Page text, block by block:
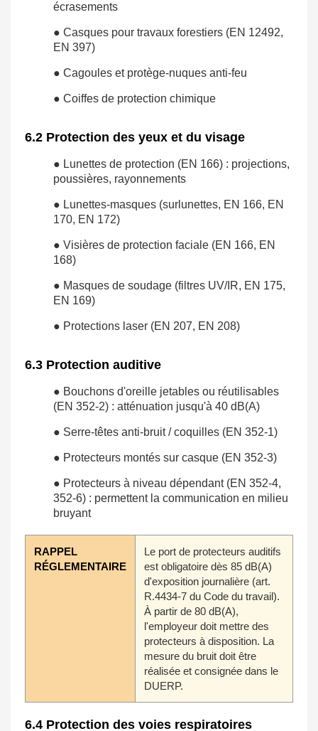
écrasements
● Casques pour travaux forestiers (EN 12492,
EN 397)
● Cagoules et protège-nuques anti-feu
● Coiffes de protection chimique
6.2 Protection des yeux et du visage
● Lunettes de protection (EN 166) : projections,
poussières, rayonnements
● Lunettes-masques (surlunettes, EN 166, EN
170, EN 172)
● Visières de protection faciale (EN 166, EN
168)
● Masques de soudage (filtres UV/IR, EN 175,
EN 169)
● Protections laser (EN 207, EN 208)
6.3 Protection auditive
● Bouchons d'oreille jetables ou réutilisables
(EN 352-2) : atténuation jusqu'à 40 dB(A)
● Serre-têtes anti-bruit / coquilles (EN 352-1)
● Protecteurs montés sur casque (EN 352-3)
● Protecteurs à niveau dépendant (EN 352-4,
352-6) : permettent la communication en milieu
bruyant
RAPPEL
RÉGLEMENTAIRE
Le port de protecteurs auditifs
est obligatoire dès 85 dB(A)
d'exposition journalière (art.
R.4434-7 du Code du travail).
À partir de 80 dB(A),
l'employeur doit mettre des
protecteurs à disposition. La
mesure du bruit doit être
réalisée et consignée dans le
DUERP.
6.4 Protection des voies respiratoires